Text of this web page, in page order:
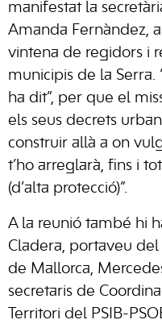
manifestat la
Amanda Fernàndez,
vintena de regidors i
municipis de la Serra.
ha dit”, per que el
els seus decrets
construir allà a on
t’ho arreglarà, fins i
(d’alta protecció)”.
A la reunió també hi
Cladera, portaveu del
de Mallorca,
secretaris de
Territori del PSIB-